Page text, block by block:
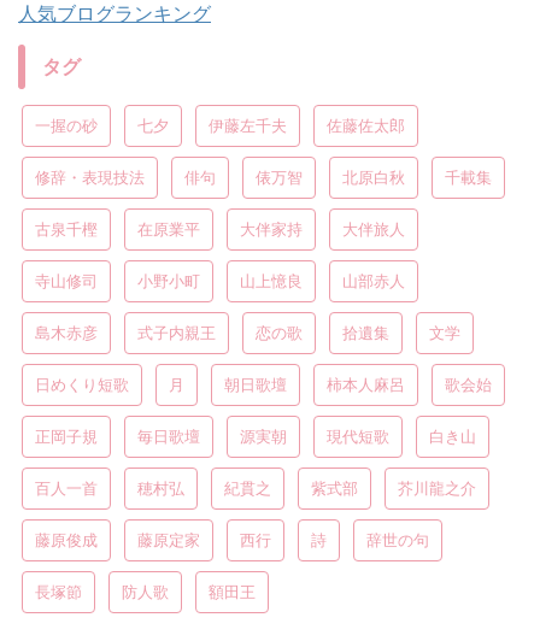
人気ブログランキング
タグ
一握の砂 七夕 伊藤左千夫 佐藤佐太郎
修辞・表現技法 俳句 俵万智 北原白秋 千載集
古泉千樫 在原業平 大伴家持 大伴旅人
寺山修司 小野小町 山上憶良 山部赤人
島木赤彦 式子内親王 恋の歌 拾遺集 文学
日めくり短歌 月 朝日歌壇 柿本人麻呂 歌会始
正岡子規 毎日歌壇 源実朝 現代短歌 白き山
百人一首 穂村弘 紀貫之 紫式部 芥川龍之介
藤原俊成 藤原定家 西行 詩 辞世の句
長塚節 防人歌 額田王